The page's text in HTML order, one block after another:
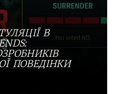
В
ПОВЕДІНКИ